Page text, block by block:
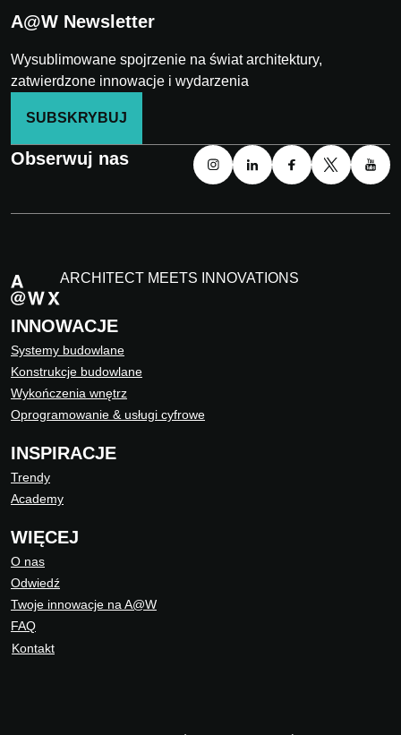
A@W Newsletter
Wysublimowane spojrzenie na świat architektury,
zatwierdzone innowacje i wydarzenia
SUBSKRYBUJ
Obserwuj nas
ARCHITECT MEETS INNOVATIONS
INNOWACJE
Systemy budowlane
Konstrukcje budowlane
Wykończenia wnętrz
Oprogramowanie & usługi cyfrowe
INSPIRACJE
Trendy
Academy
WIĘCEJ
O nas
Odwiedź
Twoje innowacje na A@W
FAQ
Kontakt